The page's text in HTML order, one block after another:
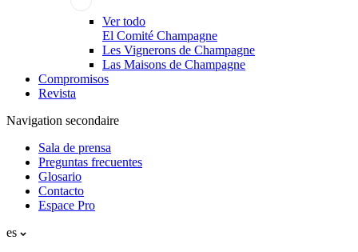
Ver todo
El Comité Champagne
Les Vignerons de Champagne
Las Maisons de Champagne
Compromisos
Revista
Navigation secondaire
Sala de prensa
Preguntas frecuentes
Glosario
Contacto
Espace Pro
es